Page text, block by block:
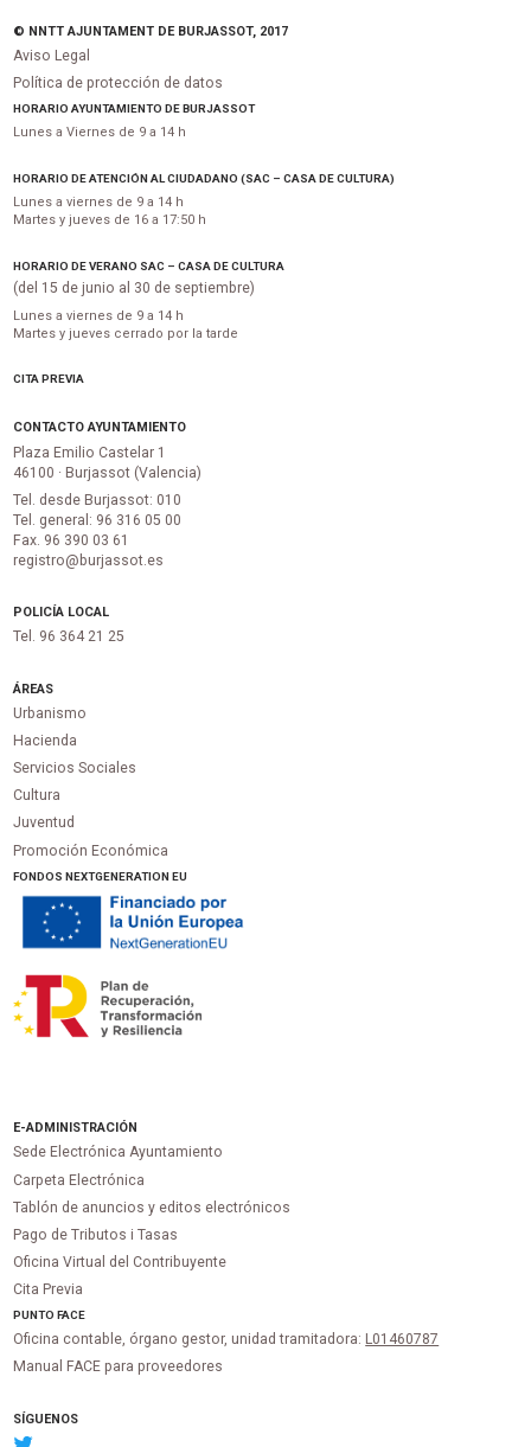
© NNTT AJUNTAMENT DE BURJASSOT, 2017
Aviso Legal
Política de protección de datos
HORARIO AYUNTAMIENTO DE BURJASSOT
Lunes a Viernes de 9 a 14 h
HORARIO DE ATENCIÓN AL CIUDADANO (SAC – CASA DE CULTURA)
Lunes a viernes de 9 a 14 h
Martes y jueves de 16 a 17:50 h
HORARIO DE VERANO SAC – CASA DE CULTURA
(del 15 de junio al 30 de septiembre)
Lunes a viernes de 9 a 14 h
Martes y jueves cerrado por la tarde
CITA PREVIA
CONTACTO AYUNTAMIENTO
Plaza Emilio Castelar 1
46100 · Burjassot (Valencia)
Tel. desde Burjassot: 010
Tel. general: 96 316 05 00
Fax. 96 390 03 61
registro@burjassot.es
POLICÍA LOCAL
Tel. 96 364 21 25
ÁREAS
Urbanismo
Hacienda
Servicios Sociales
Cultura
Juventud
Promoción Económica
FONDOS NEXTGENERATION EU
E-ADMINISTRACIÓN
Sede Electrónica Ayuntamiento
Carpeta Electrónica
Tablón de anuncios y editos electrónicos
Pago de Tributos i Tasas
Oficina Virtual del Contribuyente
Cita Previa
PUNTOFACE
Oficina contable, órgano gestor, unidad tramitadora: L01460787
Manual FACE para proveedores
SÍGUENOS